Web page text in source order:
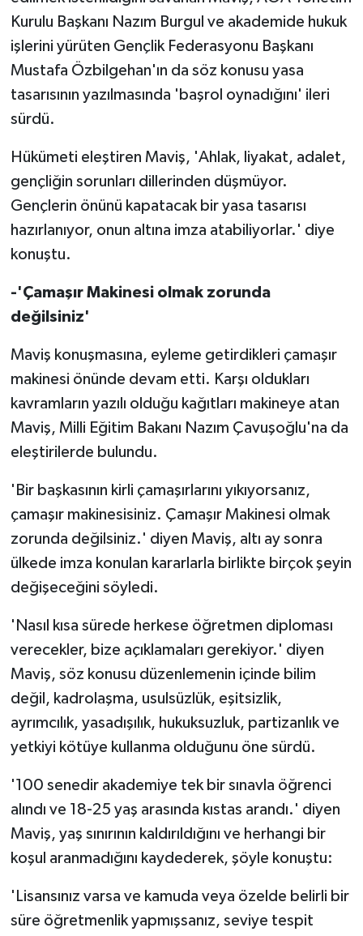
Kurulu Başkanı Nazım Burgul ve akademide hukuk
işlerini yürüten Gençlik Federasyonu Başkanı
Mustafa Özbilgehan'ın da söz konusu yasa
tasarısının yazılmasında 'başrol oynadığını' ileri
sürdü.
Hükümeti eleştiren Maviş, 'Ahlak, liyakat, adalet,
gençliğin sorunları dillerinden düşmüyor.
Gençlerin önünü kapatacak bir yasa tasarısı
hazırlanıyor, onun altına imza atabiliyorlar.' diye
konuştu.
-'Çamaşır Makinesi olmak zorunda
değilsiniz'
Maviş konuşmasına, eyleme getirdikleri çamaşır
makinesi önünde devam etti. Karşı oldukları
kavramların yazılı olduğu kağıtları makineye atan
Maviş, Milli Eğitim Bakanı Nazım Çavuşoğlu'na da
eleştirilerde bulundu.
'Bir başkasının kirli çamaşırlarını yıkıyorsanız,
çamaşır makinesisiniz. Çamaşır Makinesi olmak
zorunda değilsiniz.' diyen Maviş, altı ay sonra
ülkede imza konulan kararlarla birlikte birçok şeyin
değişeceğini söyledi.
'Nasıl kısa sürede herkese öğretmen diploması
verecekler, bize açıklamaları gerekiyor.' diyen
Maviş, söz konusu düzenlemenin içinde bilim
değil, kadrolaşma, usulsüzlük, eşitsizlik,
ayrımcılık, yasadışılık, hukuksuzluk, partizanlık ve
yetkiyi kötüye kullanma olduğunu öne sürdü.
'100 senedir akademiye tek bir sınavla öğrenci
alındı ve 18-25 yaş arasında kıstas arandı.' diyen
Maviş, yaş sınırının kaldırıldığını ve herhangi bir
koşul aranmadığını kaydederek, şöyle konuştu:
'Lisansınız varsa ve kamuda veya özelde belirli bir
süre öğretmenlik yapmışsanız, seviye tespit